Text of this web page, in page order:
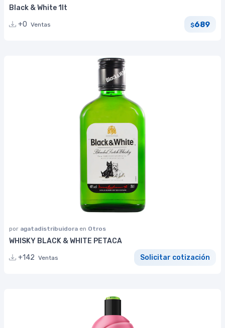
Black & White 1lt
+0 Ventas $689
por agatadistribuidora en Otros
WHISKY BLACK & WHITE PETACA
+142 Ventas Solicitar cotización